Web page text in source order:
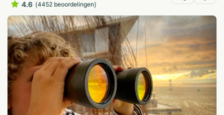
4.6 (4452 beoordelingen)